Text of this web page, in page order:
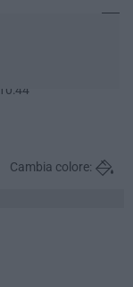
Cambia colore: